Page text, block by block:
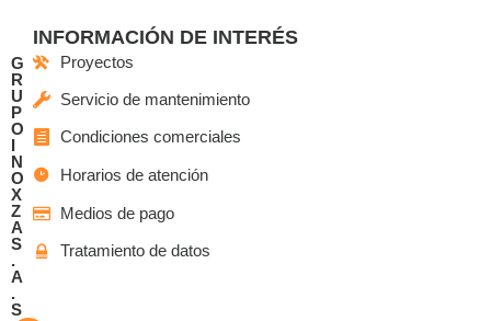
G
R
U
P
O
I
N
O
X
Z
A
S
.
A
.
S
INFORMACIÓN DE INTERÉS
Proyectos
Servicio de mantenimiento
Condiciones comerciales
Horarios de atención
Medios de pago
Tratamiento de datos